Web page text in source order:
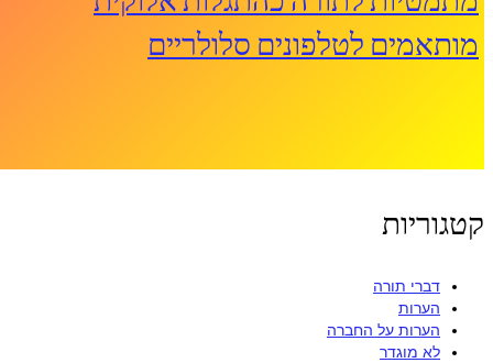
מותאמים לטלפונים סלולריים
קטגוריות
דברי תורה
הערות
הערות על החברה
לא מוגדר